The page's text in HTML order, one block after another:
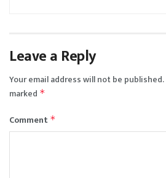
Leave a Reply
Your email address will not be published.
marked *
Comment *